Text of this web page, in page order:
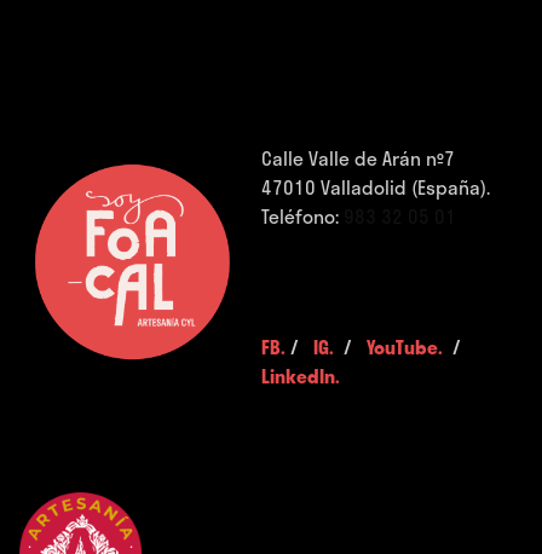
Calle Valle de Arán nº7
47010 Valladolid (España).
Teléfono:
FB. / IG. / YouTube. /
LinkedIn.